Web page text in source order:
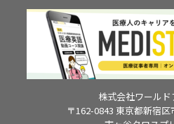
株式会社ワール
〒162-0843 東京都新宿